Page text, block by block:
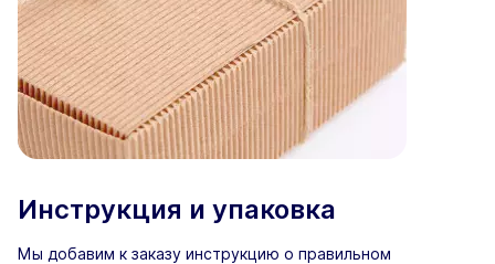
Инструкция и упаковка
Мы добавим к заказу инструкцию о правильном